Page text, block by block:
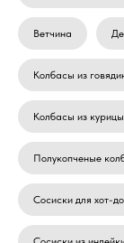
Ветчина
Колбасы из
Колбасы из курицы
Полукопченые
Сосиски для хот-